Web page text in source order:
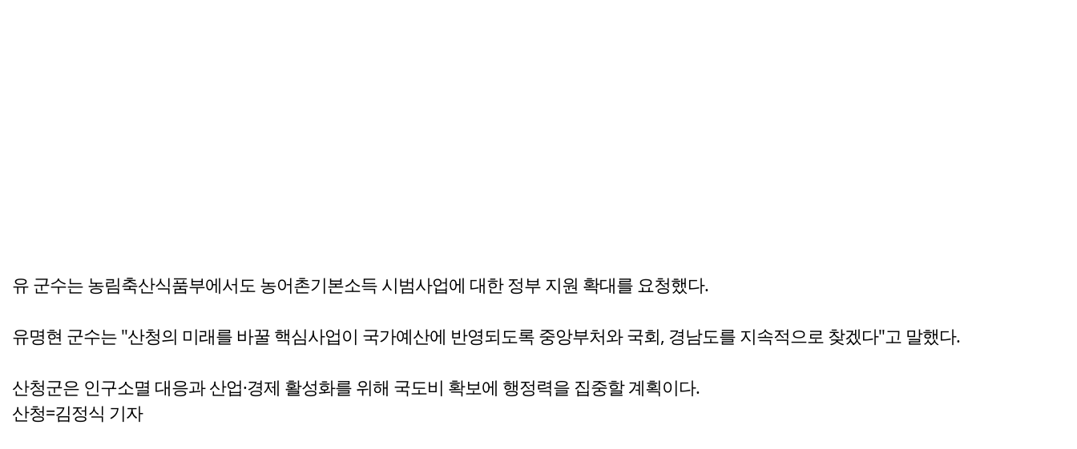
유 군수는 농림축산식품부에서도 농어촌기본소득 시범사업에 대한 정부 지원 확대를 요청했다.
유명현 군수는 "산청의 미래를 바꿀 핵심사업이 국가예산에 반영되도록 중앙부처와 국회, 경남도를 지속적으로 찾겠다"고 말했다.
산청군은 인구소멸 대응과 산업·경제 활성화를 위해 국도비 확보에 행정력을 집중할 계획이다.
산청=김정식 기자